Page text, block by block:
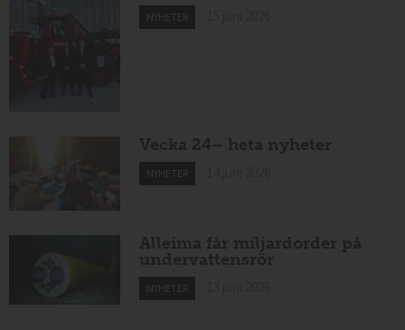
NYHETER
Vecka 24– heta nyheter
NYHETER
Alleima får miljardorder på
undervattensrör
NYHETER